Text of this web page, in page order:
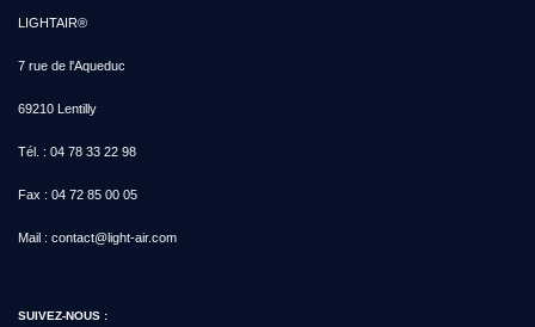
LIGHTAIR®
7 rue de l'Aqueduc
69210 Lentilly
Tél. : 04 78 33 22 98
Fax : 04 72 85 00 05
Mail : contact@light-air.com
SUIVEZ-NOUS :